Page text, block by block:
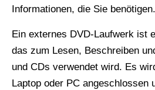
Informationen, die Sie benötigen.
Ein externes DVD-Laufwerk ist
das zum Lesen, Beschreiben
und CDs verwendet wird. Es
Laptop oder PC angeschlossen